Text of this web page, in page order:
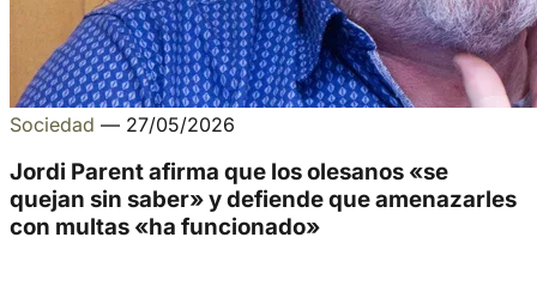
Sociedad — 27/05/2026
Jordi Parent afirma que los olesanos «se
quejan sin saber» y defiende que amenazarles
con multas «ha funcionado»